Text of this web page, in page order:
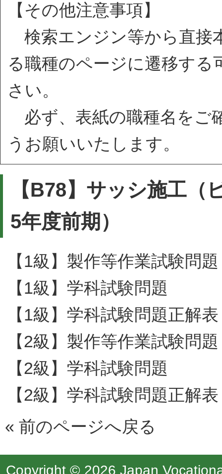
【その他注意事項】
検索エンジン等から直接
る職種のページに遷移す
さい。
必ず、表紙の職種名をご
うお願いいたします。
【B78】サッシ施工（
5年度前期）
【1級】製作等作業試験問題
【1級】学科試験問題
【1級】学科試験問題正解表
【2級】製作等作業試験問題
【2級】学科試験問題
【2級】学科試験問題正解表
« 前のページへ戻る
Copyright © 2026 Japan